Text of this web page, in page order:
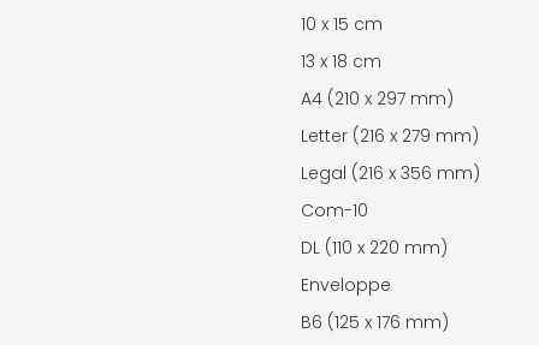
10 x 15 cm
13 x 18 cm
A4 (210 x 297 mm)
Letter (216 x 279 mm)
Legal (216 x 356 mm)
Com-10
DL (110 x 220 mm)
Enveloppe
B6 (125 x 176 mm)